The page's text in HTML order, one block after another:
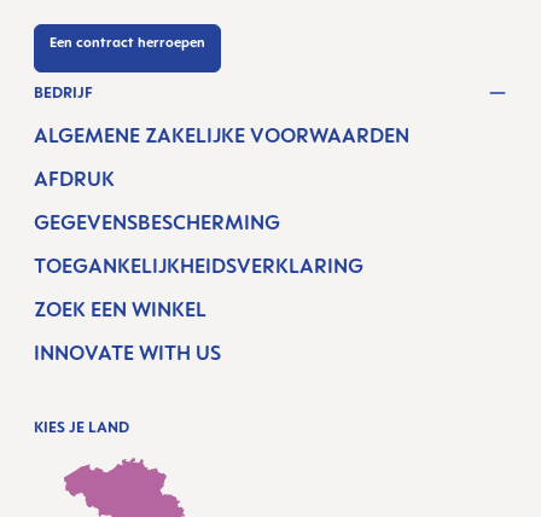
Een contract herroepen
BEDRIJF
ALGEMENE ZAKELIJKE VOORWAARDEN
AFDRUK
GEGEVENSBESCHERMING
TOEGANKELIJKHEIDSVERKLARING
ZOEK EEN WINKEL
INNOVATE WITH US
KIES JE LAND